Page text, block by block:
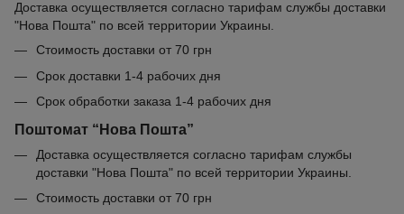
Доставка осуществляется согласно тарифам службы доставки
"Нова Пошта" по всей территории Украины.
Стоимость доставки от 70 грн
Срок доставки 1-4 рабочих дня
Срок обработки заказа 1-4 рабочих дня
Поштомат “Нова Пошта”
Доставка осуществляется согласно тарифам службы
доставки "Нова Пошта" по всей территории Украины.
Стоимость доставки от 70 грн